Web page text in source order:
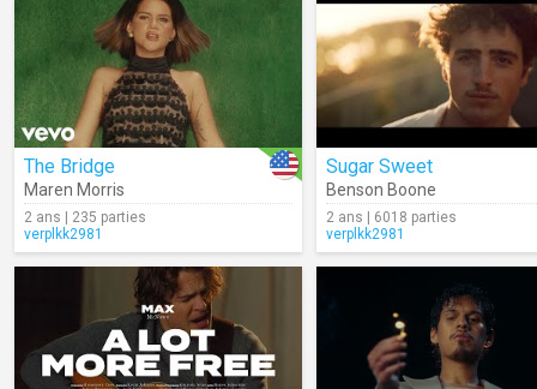
The Bridge
Maren Morris
2 ans | 235 parties
verplkk2981
Sugar Sweet
Benson Boone
2 ans | 6018 parties
verplkk2981